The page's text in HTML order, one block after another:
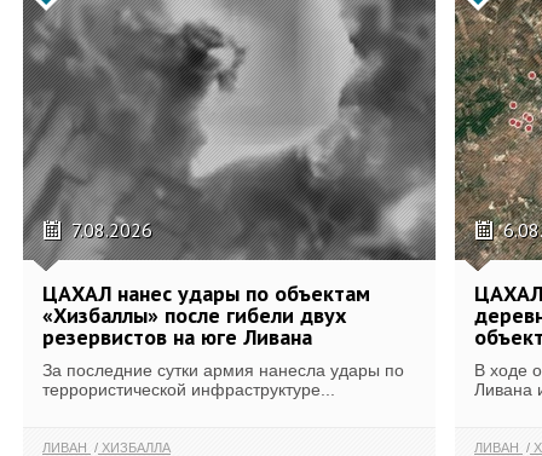
7.08.2026
ЦАХАЛ нанес удары по объектам
«Хизбаллы» после гибели двух
резервистов на юге Ливана
За последние сутки армия нанесла удары по
террористической инфраструктуре...
ЛИВАН ХИЗБАЛЛА
В ходе
Ливана
ЛИВАН